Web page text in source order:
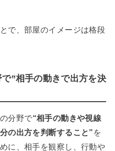
で、部屋のイメージは格段
で”相手の動きで出方を決
分野で“相手の動きや視線
の出方を判断すること” を
に、相手を観察し、行動や